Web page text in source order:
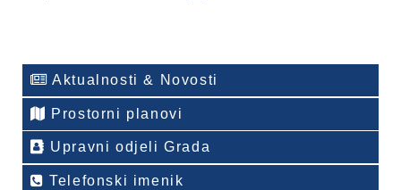
Aktualnosti & Novosti
Prostorni planovi
Upravni odjeli Grada
Telefonski imenik